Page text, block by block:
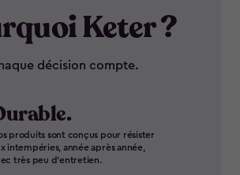
Keter ?
décision compte.
produits sont conçus pour résister
intempéries, année après année,
très peu d'entretien.